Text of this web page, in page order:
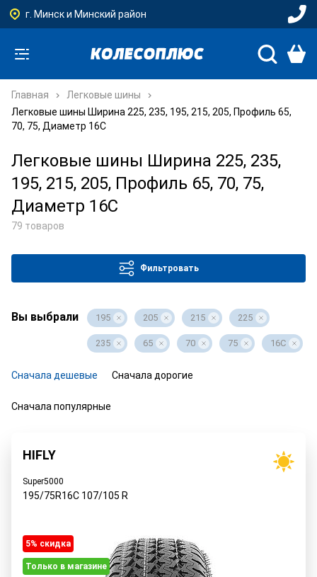
г. Минск и Минский район
Главная
Легковые шины
Легковые шины Ширина 225, 235, 195, 215, 205, Профиль 65,
70, 75, Диаметр 16C
Легковые шины Ширина 225, 235,
195, 215, 205, Профиль 65, 70, 75,
Диаметр 16C
79 товаров
Фильтровать
Вы выбрали 195 205 215 225
235 65 70 75 16C
Сначала дешевые Сначала дорогие
Сначала популярные
HIFLY
Super5000
195/75R16C 107/105 R
5% cкидка
Только в магазине